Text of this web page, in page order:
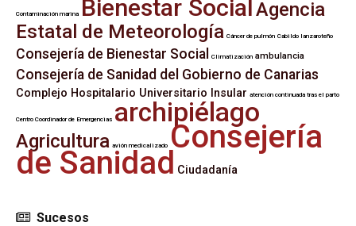
Contaminación marina Bienestar SocialAgencia
Estatal de Meteorología Cáncer de pulmón Cabildo lanzaroteño
Consejería de Bienestar Social Climatización ambulancia
Consejería de Sanidad del Gobierno de Canarias
Complejo Hospitalario Universitario Insular atención continuada tras el parto
Centro Coordinador de Emergencias archipiélago
Agricultura avión medicalizado Consejería
de Sanidad Ciudadanía
Sucesos